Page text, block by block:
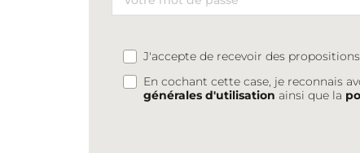
J'accepte de recevoir des
En cochant cette case, je reconnais
générales d'utilisation ainsi que la